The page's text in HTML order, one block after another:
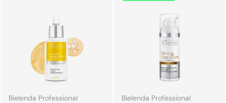
Bielenda Professional Bielenda Professional